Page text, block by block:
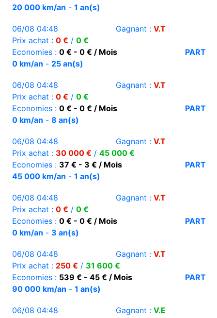
20 000 km/an - 1 an(s)
06/08 04:48 Gagnant : V.T
Prix achat : 0 € / 0 €
Economies : 0 € - 0 € / Mois
PART
0 km/an - 25 an(s)
06/08 04:48 Gagnant : V.T
Prix achat : 0 € / 0 €
Economies : 0 € - 0 € / Mois
PART
0 km/an - 8 an(s)
06/08 04:48 Gagnant : V.T
Prix achat : 30 000 € / 45 000 €
Economies : 37 € - 3 € / Mois
PART
45 000 km/an - 1 an(s)
06/08 04:48 Gagnant : V.T
Prix achat : 0 € / 0 €
Economies : 0 € - 0 € / Mois
PART
0 km/an - 3 an(s)
06/08 04:48 Gagnant : V.T
Prix achat : 250 € / 31 600 €
Economies : 539 € - 45 € / Mois
PART
90 000 km/an - 1 an(s)
06/08 04:48 Gagnant : V.E